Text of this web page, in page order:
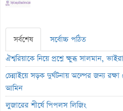
সর্বশেষ
সর্বোচ্চ পঠিত
ঐশ্বরিয়াকে নিয়ে প্রশ্নে ক্ষুব্ধ সালমান,
চেন্নাইয়ে সড়ক দুর্ঘটনায় অল্পের জন্য
আমিন
লুজারের শীর্ষে পিপলস লিজিং